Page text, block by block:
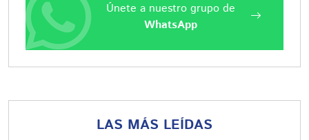
Únete a nuestro grupo de
WhatsApp
LAS MÁS LEÍDAS